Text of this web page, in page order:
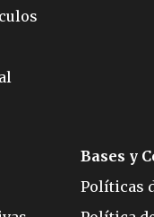
Bases y
Políticas